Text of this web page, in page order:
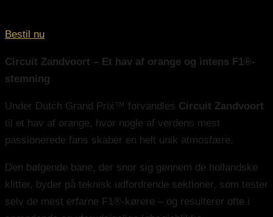
Bestil nu
Circuit Zandvoort – Et hav af orange og intens F1®-
stemning
Under Dutch Grand Prix™ forvandles Circuit Zandvoort
til et hav af orange, hvor nogle af verdens mest
passionerede fans skaber en helt unik atmosfære.
Den bølgende bane, der snor sig gennem de hollandske
klitter, byder på teknisk udfordrende sektioner, som tester
selv de mest erfarne F1®-kørere – og resulterer ofte i